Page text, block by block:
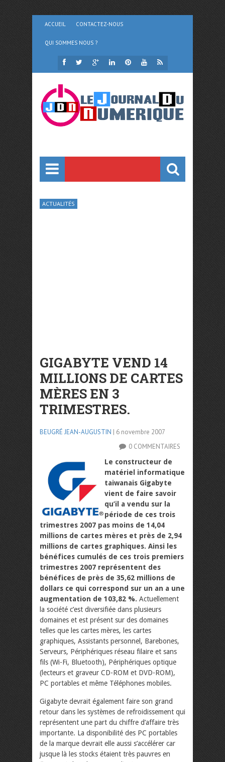
ACCUEIL CONTACTEZ-NOUS
QUI SOMMES NOUS ?
ACTUALITÉS
GIGABYTE VEND 14
MILLIONS DE CARTES
MÈRES EN 3
TRIMESTRES.
BEUGRÉ JEAN-AUGUSTIN | 6 novembre 2007
0 COMMENTAIRES
Le constructeur de
matériel informatique
taiwanais Gigabyte
vient de faire savoir
qu’il a vendu sur la
période de ces trois
trimestres 2007 pas moins de 14,04
millions de cartes mères et près de 2,94
millions de cartes graphiques. Ainsi les
bénéfices cumulés de ces trois premiers
trimestres 2007 représentent des
bénéfices de près de 35,62 millions de
dollars ce qui correspond sur un an a une
augmentation de 103,82 %. Actuellement
la société c’est diversifiée dans plusieurs
domaines et est présent sur des domaines
telles que les cartes mères, les cartes
graphiques, Assistants personnel, Barebones,
Serveurs, Périphériques réseau filaire et sans
fils (Wi-Fi, Bluetooth), Périphériques optique
(lecteurs et graveur CD-ROM et DVD-ROM),
PC portables et même Téléphones mobiles.
Gigabyte devrait également faire son grand
retour dans les systèmes de refroidissement qui
représentent une part du chiffre d’affaire très
importante. La disponibilité des PC portables
de la marque devrait elle aussi s’accélérer car
jusque là les stocks étaient très pauvres en